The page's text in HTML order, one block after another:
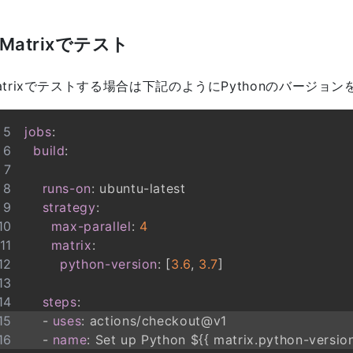
Matrixでテスト
でテストする場合は下記のようにPythonのバージョン
jobs:
build:
runs-on: ubuntu-
strategy:
max-parallel: 4
matrix:
python-version: [3.6, 3.7]
steps:
- uses:
- name: Set up Python ${{ matrix.python-